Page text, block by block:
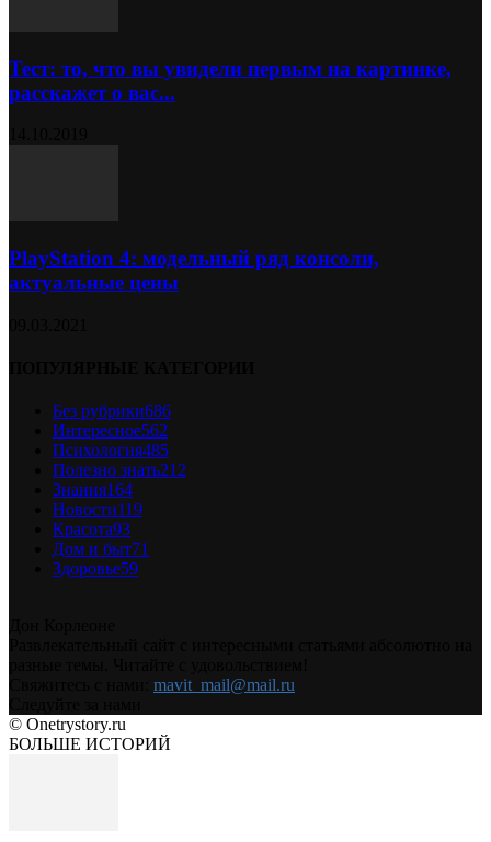
Тест: то, что вы увидели первым на картинке,
расскажет о вас...
PlayStation 4: модельный ряд консоли,
актуальные цены
Без рубрики686
Интересное562
Психология485
Полезно знать212
Знания164
Новости119
Красота93
Дом и быт71
Здоровье59
mavit_mail@mail.ru
© Onetrystory.ru
БОЛЬШЕ ИСТОРИЙ